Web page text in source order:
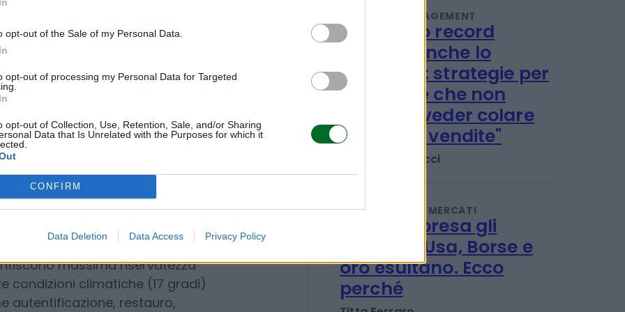
opt-out of the Sale of my Personal Data.
opt-out of processing my Personal Data for Targeted
opt-out of Collection, Use, Retention, Sale, and/or Sharing
Data that Is Unrelated with the Purposes for which it
CONFIRM
Data Deletion Data Access Privacy Policy
Maja Oeri, Maja
Schmidheiny, Michael
Agnelli, Bulgari e gli
fare qualche nome. Il merito
politica fiscale favorevolee
di domicilio e l’assenza di
conservare le loro
al riparo da dazi doganali.
custodite in
è ricco, i cosiddettiporti
se ne contano a
Zurigo e Chiasso, veri e propri
di un mercato dell’arte che
Oggi si stima chequasi l’80%
Redazione
IMPRESA E MANAGEMENT
"Col caldo record
cambia anche lo
shopping: strategie per
le aziende che non
vogliono veder colare
Emanuela Meucci
INVESTIMENTI E MERCATI
Giù a sorpresa gli